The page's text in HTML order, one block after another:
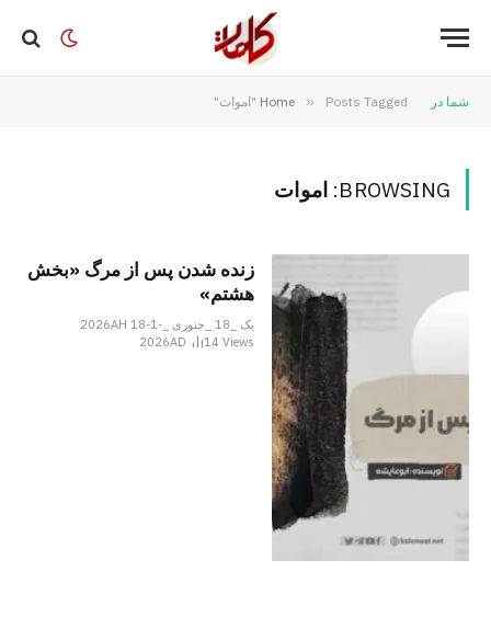
شما در Home » Posts Tagged "اموات"
BROWSING: اموات
زنده شدن پس از مرگ «بخش
هشتم»
یک _18 _جنوری _2026AH 18-1-
2026AD
14Views